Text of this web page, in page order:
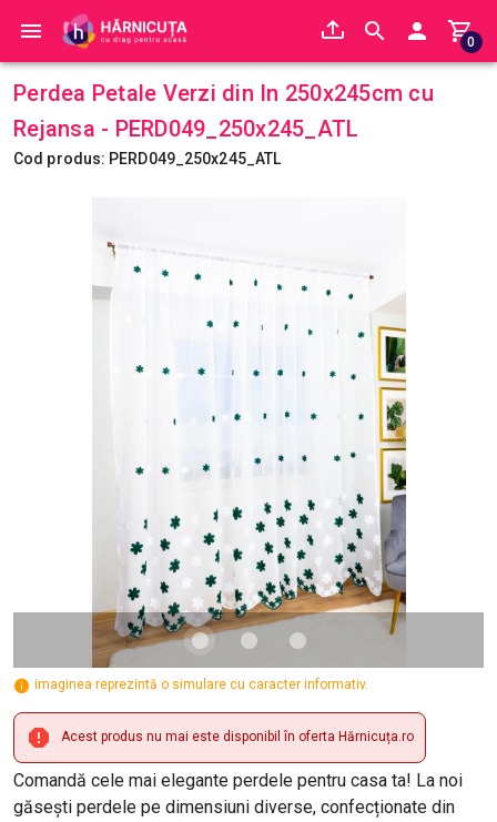
0
Perdea Petale Verzi din In 250x245cm cu
Rejansa - PERD049_250x245_ATL
Cod produs: PERD049_250x245_ATL
imaginea reprezintă o simulare cu caracter informativ.
Acest produs nu mai este disponibil în oferta Hărnicuța.ro
Comandă cele mai elegante perdele pentru casa ta! La noi
găsești perdele pe dimensiuni diverse, confecționate din